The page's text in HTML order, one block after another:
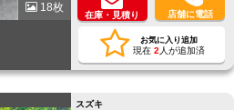
18枚
在庫・見積り 店舗に電話
お気に入り追加
現在 2 人が追加済
スズキ